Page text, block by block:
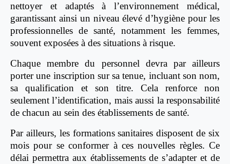
nettoyer et adaptés à l’environnement médical,
garantissant ainsi un niveau élevé d’hygiène pour les
professionnelles de santé, notamment les femmes,
souvent exposées à des situations à risque.
Chaque membre du personnel devra par ailleurs
porter une inscription sur sa tenue, incluant son nom,
sa qualification et son titre. Cela renforce non
seulement l’identification, mais aussi la responsabilité
de chacun au sein des établissements de santé.
Par ailleurs, les formations sanitaires disposent de six
mois pour se conformer à ces nouvelles règles. Ce
délai permettra aux établissements de s’adapter et de